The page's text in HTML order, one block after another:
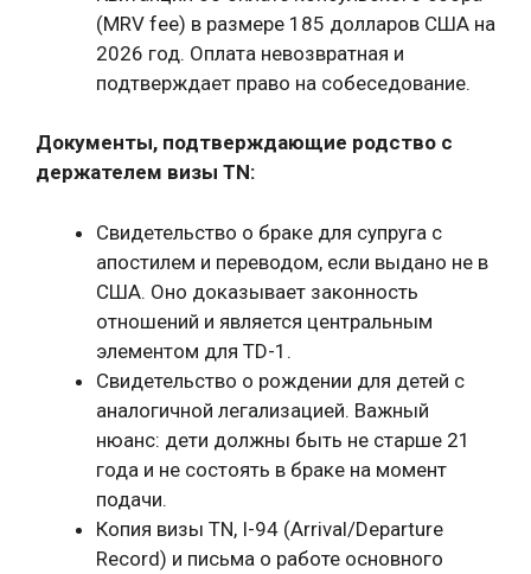
(MRV fee) в размере 185 долларов США на
2026 год. Оплата невозвратная и
подтверждает право на собеседование.
Документы, подтверждающие родство с
держателем визы TN:
Свидетельство о браке для супруга с
апостилем и переводом, если выдано не в
США. Оно доказывает законность
отношений и является центральным
элементом для TD-1.
Свидетельство о рождении для детей с
аналогичной легализацией. Важный
нюанс: дети должны быть не старше 21
года и не состоять в браке на момент
подачи.
Копия визы TN, I-94 (Arrival/Departure
Record) и письма о работе основного